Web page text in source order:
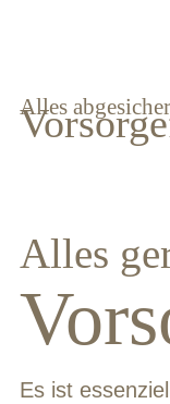
Alles
Alles
Es ist